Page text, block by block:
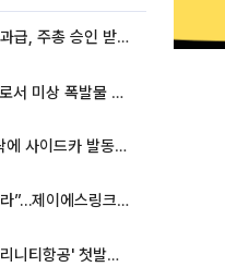
김정관 장관 “반도체 성과급, 주총 승인 받도록”…상법·자본시장법 개정 시사
미상 폭발물 발견
코스피, 장중 5%대 급락에 사이드카 발동…삼성·SK 동반 폭락
트럼프 “자석 사업을 하라”…제이에스링크, 비중국 영구자석 공급망 구축 속도
티웨이항공, 새 이름 '트리니티항공' 첫발…SSC 전략 본격화